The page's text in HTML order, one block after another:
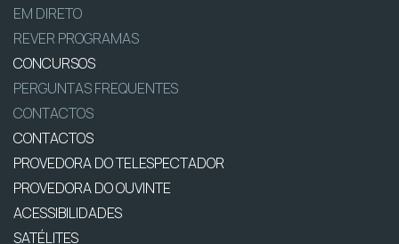
EM DIRETO
REVER PROGRAMAS
CONCURSOS
PERGUNTAS FREQUENTES
CONTACTOS
CONTACTOS
PROVEDORA DO TELESPECTADOR
PROVEDORA DO OUVINTE
ACESSIBILIDADES
SATÉLITES